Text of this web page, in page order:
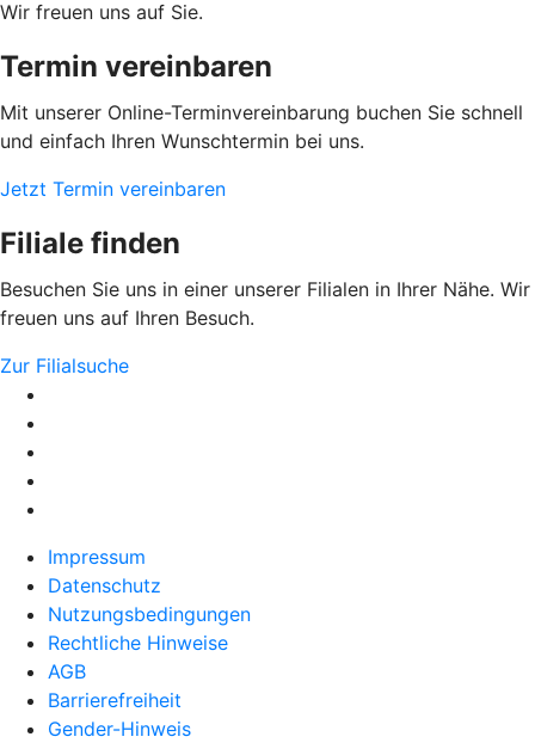
Wir freuen uns auf Sie.
Termin vereinbaren
Mit unserer Online-Terminvereinbarung buchen Sie schnell
und einfach Ihren Wunschtermin bei uns.
Jetzt Termin vereinbaren
Filiale finden
Besuchen Sie uns in einer unserer Filialen in Ihrer Nähe. Wir
freuen uns auf Ihren Besuch.
Zur Filialsuche
Impressum
Datenschutz
Nutzungsbedingungen
Rechtliche Hinweise
AGB
Barrierefreiheit
Gender-Hinweis